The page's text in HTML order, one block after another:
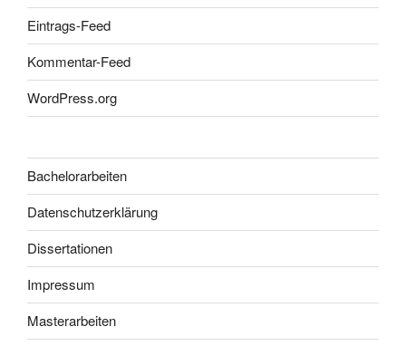
Eintrags-Feed
Kommentar-Feed
WordPress.org
Bachelorarbeiten
Datenschutzerklärung
Dissertationen
Impressum
Masterarbeiten